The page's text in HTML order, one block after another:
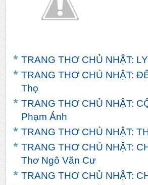
TRANG THƠ CHỦ NHẬT:
TRANG THƠ CHỦ NHẬT:
Thọ
TRANG THƠ CHỦ NHẬT:
Phạm Ánh
TRANG THƠ CHỦ NHẬT:
TRANG THƠ CHỦ NHẬT:
Thơ Ngô Văn Cư
TRANG THƠ CHỦ NHẬT: